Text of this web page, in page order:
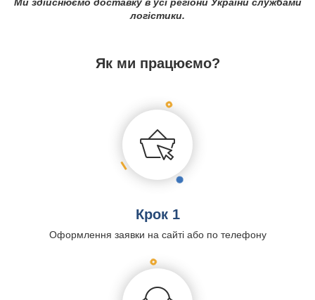
Ми здійснюємо доставку в усі регіони України службами
логістики.
Як ми працюємо?
Крок 1
Оформлення заявки на сайті або по телефону